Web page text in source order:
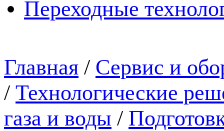
Переходные
Главная / Сервис и
/ Технологические
газа и воды /